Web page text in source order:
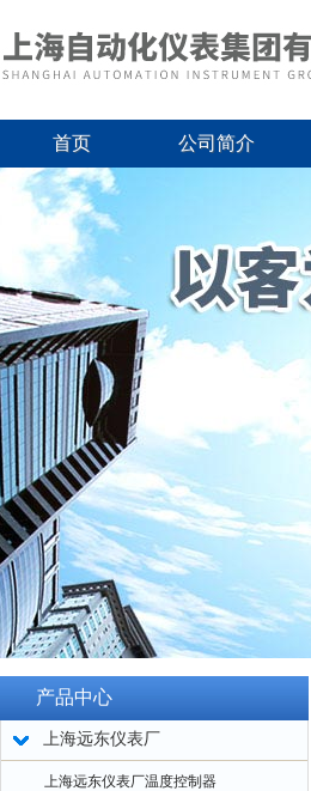
首页 公司简介
产品中心
上海远东仪表厂
上海远东仪表厂温度控制器